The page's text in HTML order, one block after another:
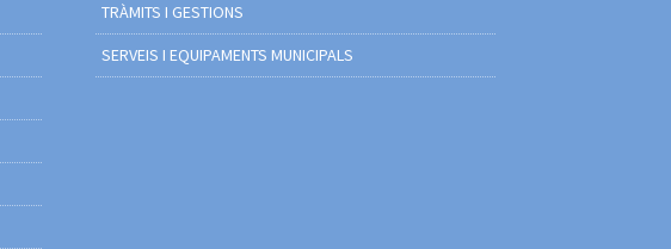
TRÀMITS I GESTIONS
SERVEIS I EQUIPAMENTS MUNICIPALS